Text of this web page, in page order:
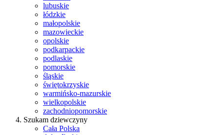
lubuskie
łódzkie
małopolskie
mazowieckie
opolskie
podkarpackie
podlaskie
pomorskie
śląskie
świętokrzyskie
warmińsko-mazurskie
wielkopolskie
zachodniopomorskie
Szukam dziewczyny
Cała Polska